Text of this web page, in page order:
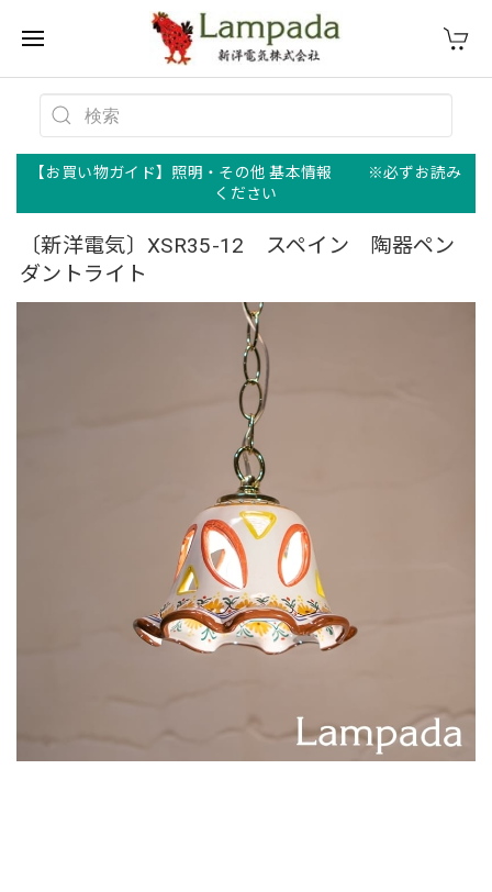
【お買い物ガイド】照明・その他 基本情報 ※必ずお読み
ください
〔新洋電気〕XSR35-12 スペイン 陶器ペン
ダントライト